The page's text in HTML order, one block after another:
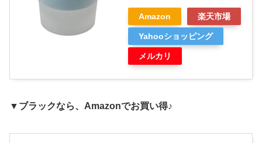
Amazon 楽天市場
Yahooショッピング
メルカリ
▼ブラックなら、 Amazonでお買い得♪